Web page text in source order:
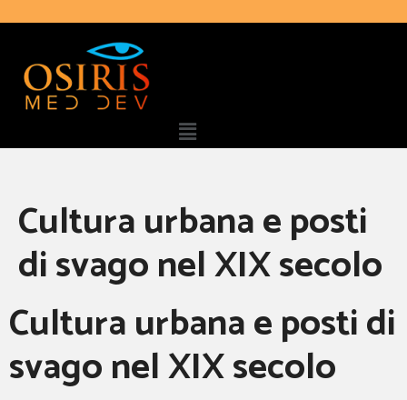
Cultura urbana e posti
di svago nel XIX secolo
Cultura urbana e posti di
svago nel XIX secolo